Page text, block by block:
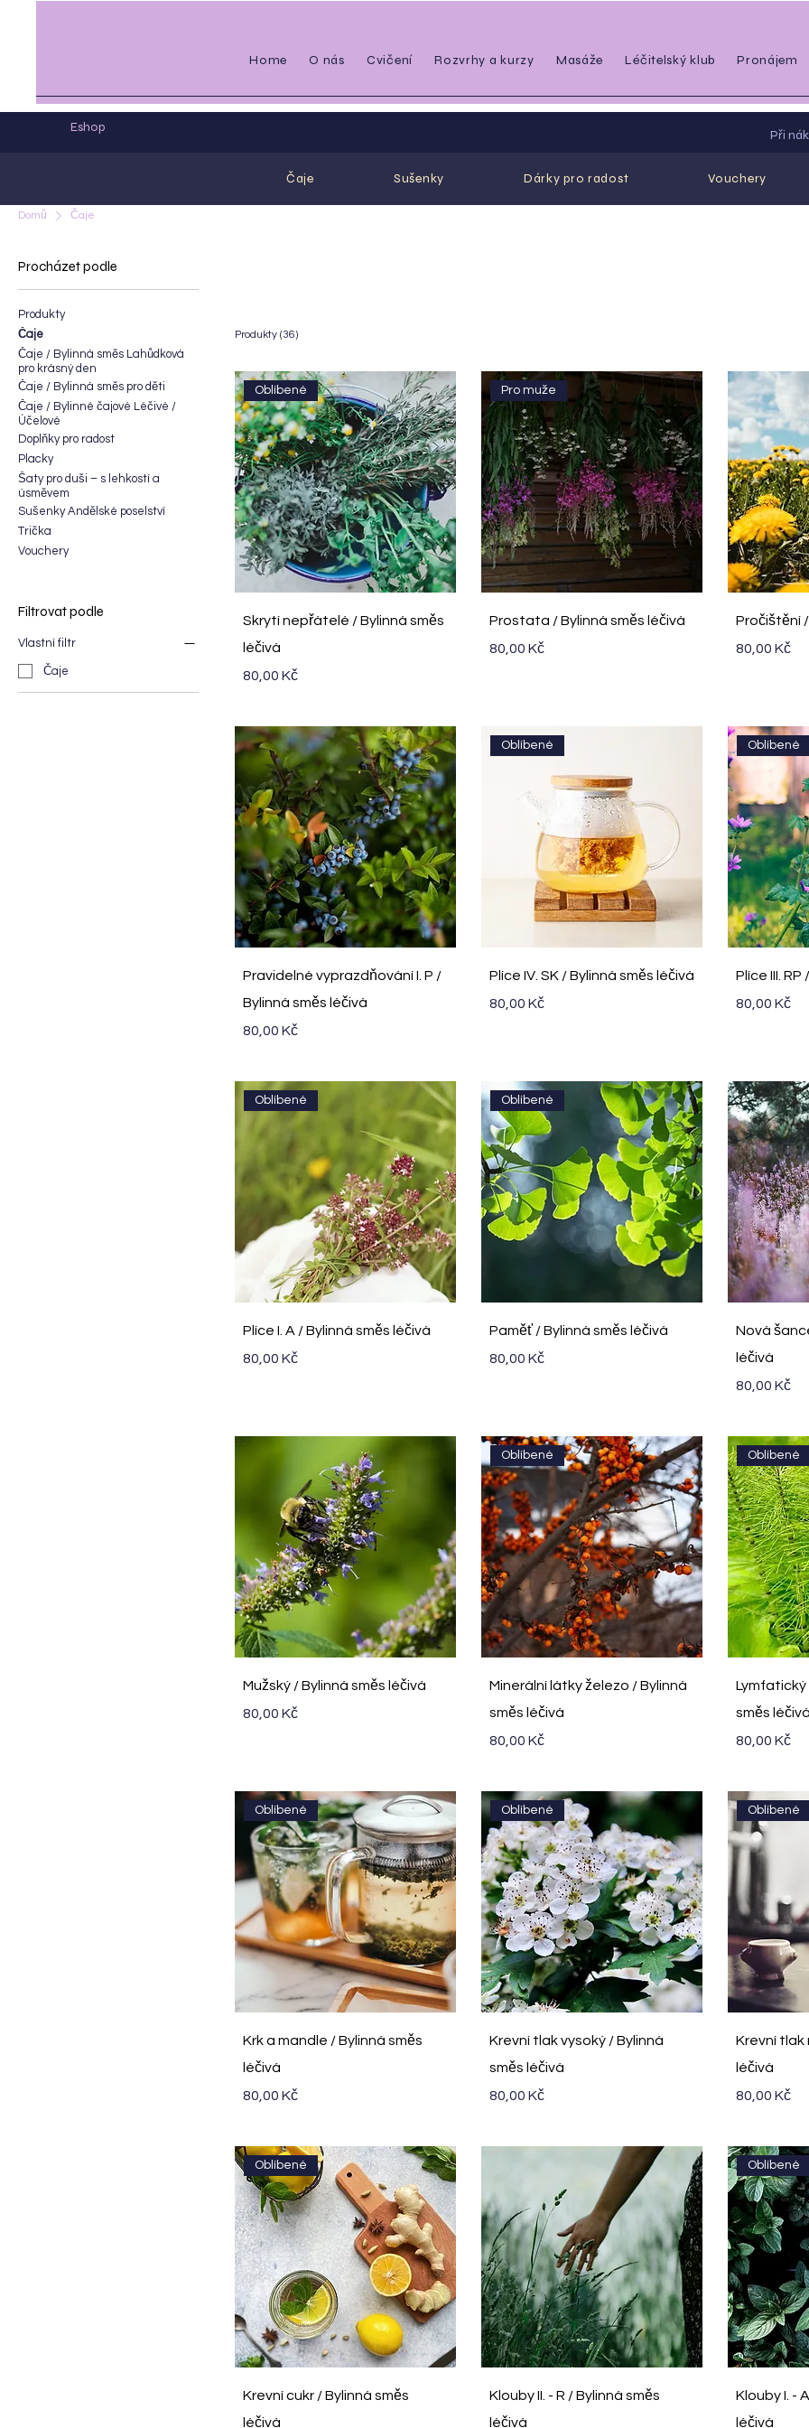
Home O nás Cvičení Rozvrhy a kurzy Masáže Léčitelský klub Pronájem
Eshop
Při
Čaje Sušenky Dárky pro radost Vouchery
Domů Čaje
Procházet podle
Produkty
Čaje
Čaje / Bylinná směs Lahůdková
pro krásný den
Čaje / Bylinná směs pro děti
Čaje / Bylinné čajové Léčivé /
Účelové
Doplňky pro radost
Placky
Šaty pro duši – s lehkostí a
úsměvem
Sušenky Andělské poselství
Trička
Vouchery
Filtrovat podle
Vlastní filtr
Čaje
Produkty (36)
Rychlý náhled
Oblíbené
Skrytí nepřátelé / Bylinná směs
léčivá
Cena
80,00 Kč
Rychlý náhled
Pro muže
Prostata / Bylinná směs léčivá
Cena
80,00 Kč
Pročištění
Cena
80,00 Kč
Rychlý náhled
Pravidelné vyprazdňování I. P /
Bylinná směs léčivá
Cena
80,00 Kč
Rychlý náhled
Oblíbené
Plíce IV. SK / Bylinná směs léčivá
Cena
80,00 Kč
Oblíbené
Plíce III.
Cena
80,00 Kč
Rychlý náhled
Oblíbené
Plíce I. A / Bylinná směs léčivá
Cena
80,00 Kč
Rychlý náhled
Oblíbené
Paměť / Bylinná směs léčivá
Cena
80,00 Kč
Nová
léčivá
Cena
80,00 Kč
Rychlý náhled
Mužský / Bylinná směs léčivá
Cena
80,00 Kč
Rychlý náhled
Oblíbené
Minerální látky železo / Bylinná
směs léčivá
Cena
80,00 Kč
Oblíbené
Lymfatický
směs léčivá
Cena
80,00 Kč
Rychlý náhled
Oblíbené
Krk a mandle / Bylinná směs
léčivá
Cena
80,00 Kč
Rychlý náhled
Oblíbené
Krevní tlak vysoký / Bylinná
směs léčivá
Cena
80,00 Kč
Oblíbené
Krevní tlak
léčivá
Cena
80,00 Kč
Rychlý náhled
Oblíbené
Krevní cukr / Bylinná směs
léčivá
Rychlý náhled
Klouby II. - R / Bylinná směs
léčivá
Oblíbené
Klouby I. -
léčivá